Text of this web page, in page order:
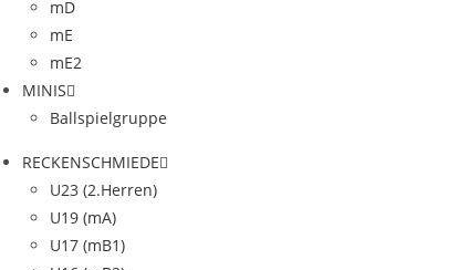
mD
mE
mE2
MINIS
Ballspielgruppe
RECKENSCHMIEDE
U23 (2.Herren)
U19 (mA)
U17 (mB1)